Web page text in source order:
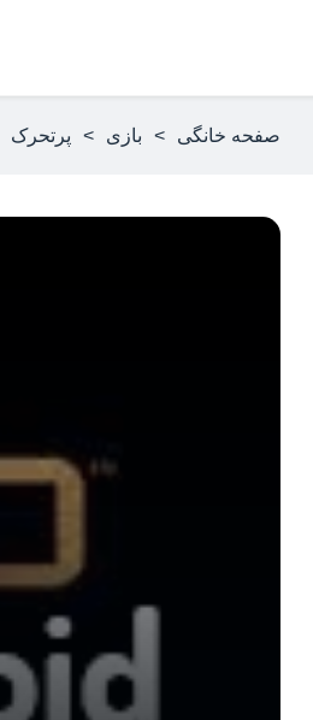
صفحه خانگی > بازی > پرتحرک